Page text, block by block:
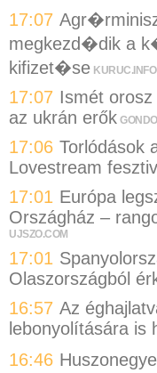
17:07
megkezd�dik a
kifizet�se KURUC.INFO
17:07 Ismét
az ukrán erők
17:06 Torlódások
Lovestream
17:01 Európa
Országház –
UJSZO.COM
17:01
Olaszországból
16:57 Az
lebonyolítására is
16:46